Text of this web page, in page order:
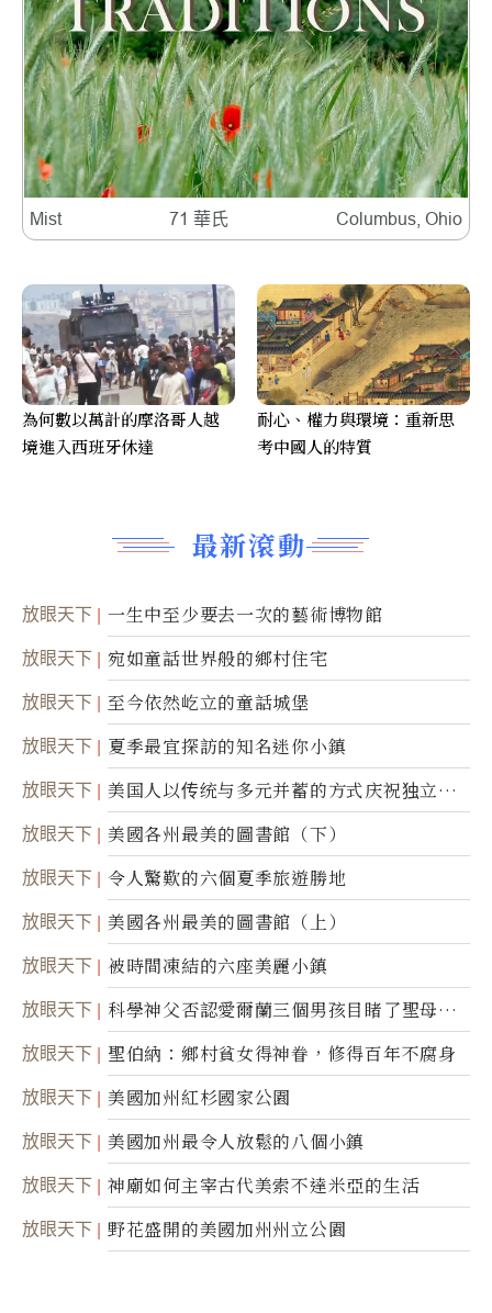
Mist 71 華氏 Columbus, Ohio
最新滾動
放眼天下 一生中至少要去一次的藝術博物館
放眼天下 宛如童話世界般的鄉村住宅
放眼天下 至今依然屹立的童話城堡
放眼天下 夏季最宜探訪的知名迷你小鎮
放眼天下
美国人以传统与多元并蓄的方式庆祝独立日2
50周年
放眼天下 美國各州最美的圖書館（下）
放眼天下 令人驚歎的六個夏季旅遊勝地
放眼天下 美國各州最美的圖書館（上）
放眼天下 被時間凍結的六座美麗小鎮
放眼天下
科學神父否認愛爾蘭三個男孩目睹了聖母顯
靈
放眼天下 聖伯納：鄉村貧女得神眷，修得百年不腐身
放眼天下 美國加州紅杉國家公園
放眼天下 美國加州最令人放鬆的八個小鎮
放眼天下 神廟如何主宰古代美索不達米亞的生活
放眼天下 野花盛開的美國加州州立公園
為何數以萬計的摩洛哥人越
境進入西班牙休達
耐心、權力與環境：重新思
考中國人的特質